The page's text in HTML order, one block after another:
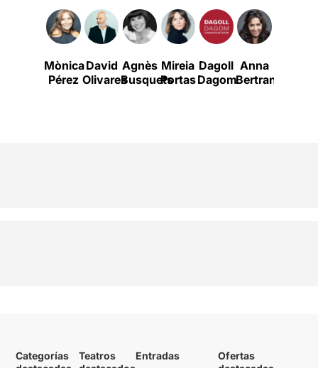
Mònica
Pérez
David
Olivares
Agnès
Busquets
Mireia
Portas
Dagoll
Dagom
Anna
BertranSerrano
Categorías
Teatros
Entradas
Ofertas